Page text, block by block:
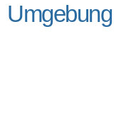
Umgebung